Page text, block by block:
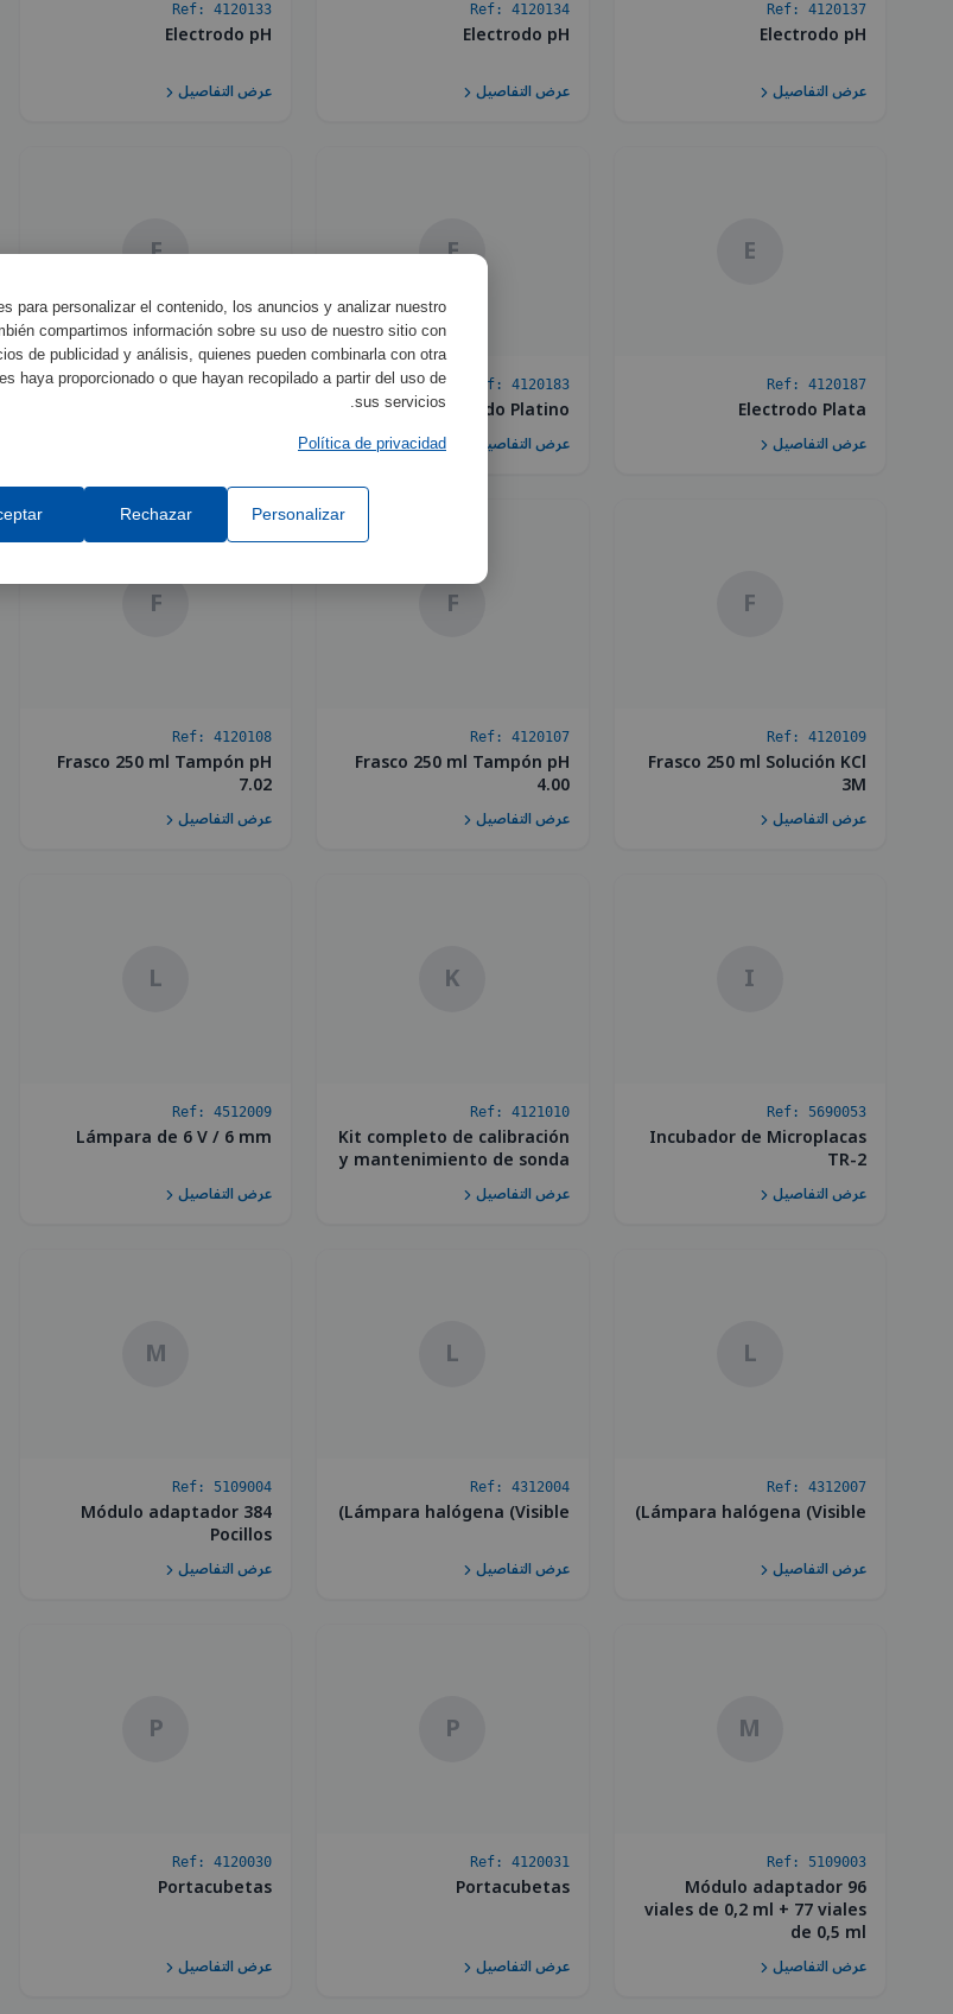
Ref: 4120137
Electrodo pH
عرض التفاصيل
Ref: 4120134
Electrodo pH
عرض التفاصيل
Ref:4120133
Electrodo pH
عرض التفاصيل
E
Ref: 4120187
Electrodo Plata
عرض التفاصيل
E
Ref: 4120183
Electrodo Platino
عرض التفاصيل
F
Ref:4120161
F
Ref: 4120109
Frasco 250 ml Solución KCl
3M
عرض التفاصيل
F
Ref: 4120107
Frasco 250 ml Tampón pH
4.00
عرض التفاصيل
F
Ref:4120108
Frasco 250 ml Tampón pH
7.02
عرض التفاصيل
I
Ref: 5690053
Incubador de Microplacas
TR-2
عرض التفاصيل
K
Ref: 4121010
Kit completo de calibración
y mantenimiento de sonda
عرض التفاصيل
L
Ref:4512009
Lámpara de 6 V / 6 mm
عرض التفاصيل
L
Ref: 4312007
Lámpara halógena (Visible)
عرض التفاصيل
L
Ref: 4312004
Lámpara halógena (Visible)
عرض التفاصيل
M
Ref: 5109004
Módulo adaptador 384
Pocillos
عرض التفاصيل
M
Ref: 5109003
Módulo adaptador 96
viales de 0,2 ml + 77 viales
de 0,5 ml
عرض التفاصيل
P
Ref: 4120031
Portacubetas
عرض التفاصيل
P
Ref:4120030
Portacubetas
عرض التفاصيل
para personalizar el contenido, los anuncios y analizar nuestro
compartimos información sobre su uso de nuestro sitio con
de publicidad y análisis, quienes pueden combinarla con otra
haya proporcionado o que hayan recopilado a partir del uso de
sus servicios.
Política de privacidad
Personalizar
Rechazar